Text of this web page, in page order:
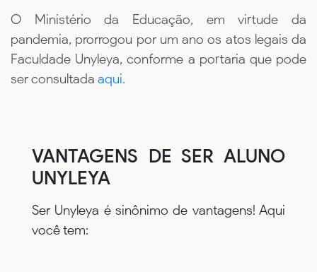
O Ministério da Educação, em virtude da
pandemia, prorrogou por um ano os atos legais da
Faculdade Unyleya, conforme a portaria que pode
ser consultada aqui.
VANTAGENS DE SER ALUNO
UNYLEYA
Ser Unyleya é sinônimo de vantagens! Aqui
você tem: